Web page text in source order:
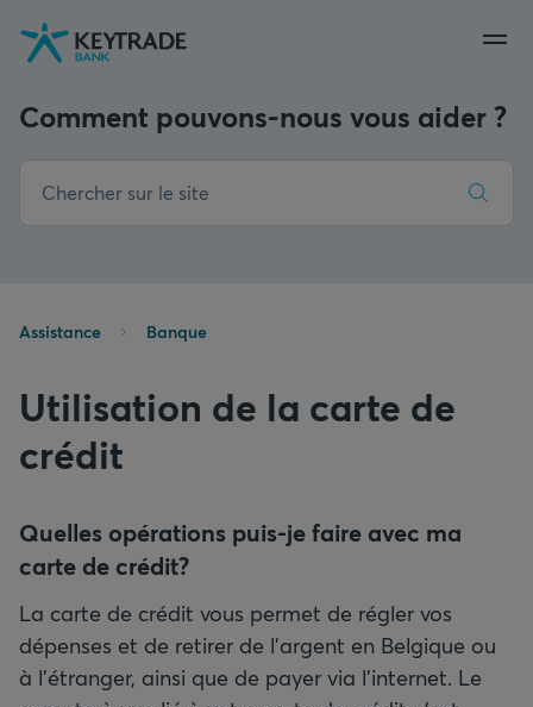
Aller
navigation
Aller
connexion
Aller
au
Comment pouvons-nous vous aider ?
Assistance Banque
Utilisation de la carte de
crédit
Quelles opérations puis-je faire avec ma
carte de crédit?
La carte de crédit vous permet de régler vos
dépenses et de retirer de l'argent en Belgique ou
à l'étranger, ainsi que de payer via l'internet. Le